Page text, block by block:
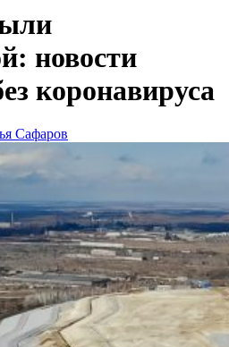
новости
коронавируса
Сафаров